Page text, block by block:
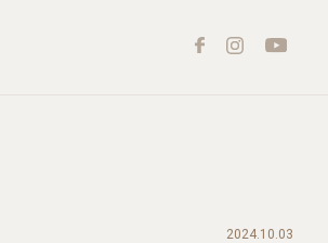
2024.10.03